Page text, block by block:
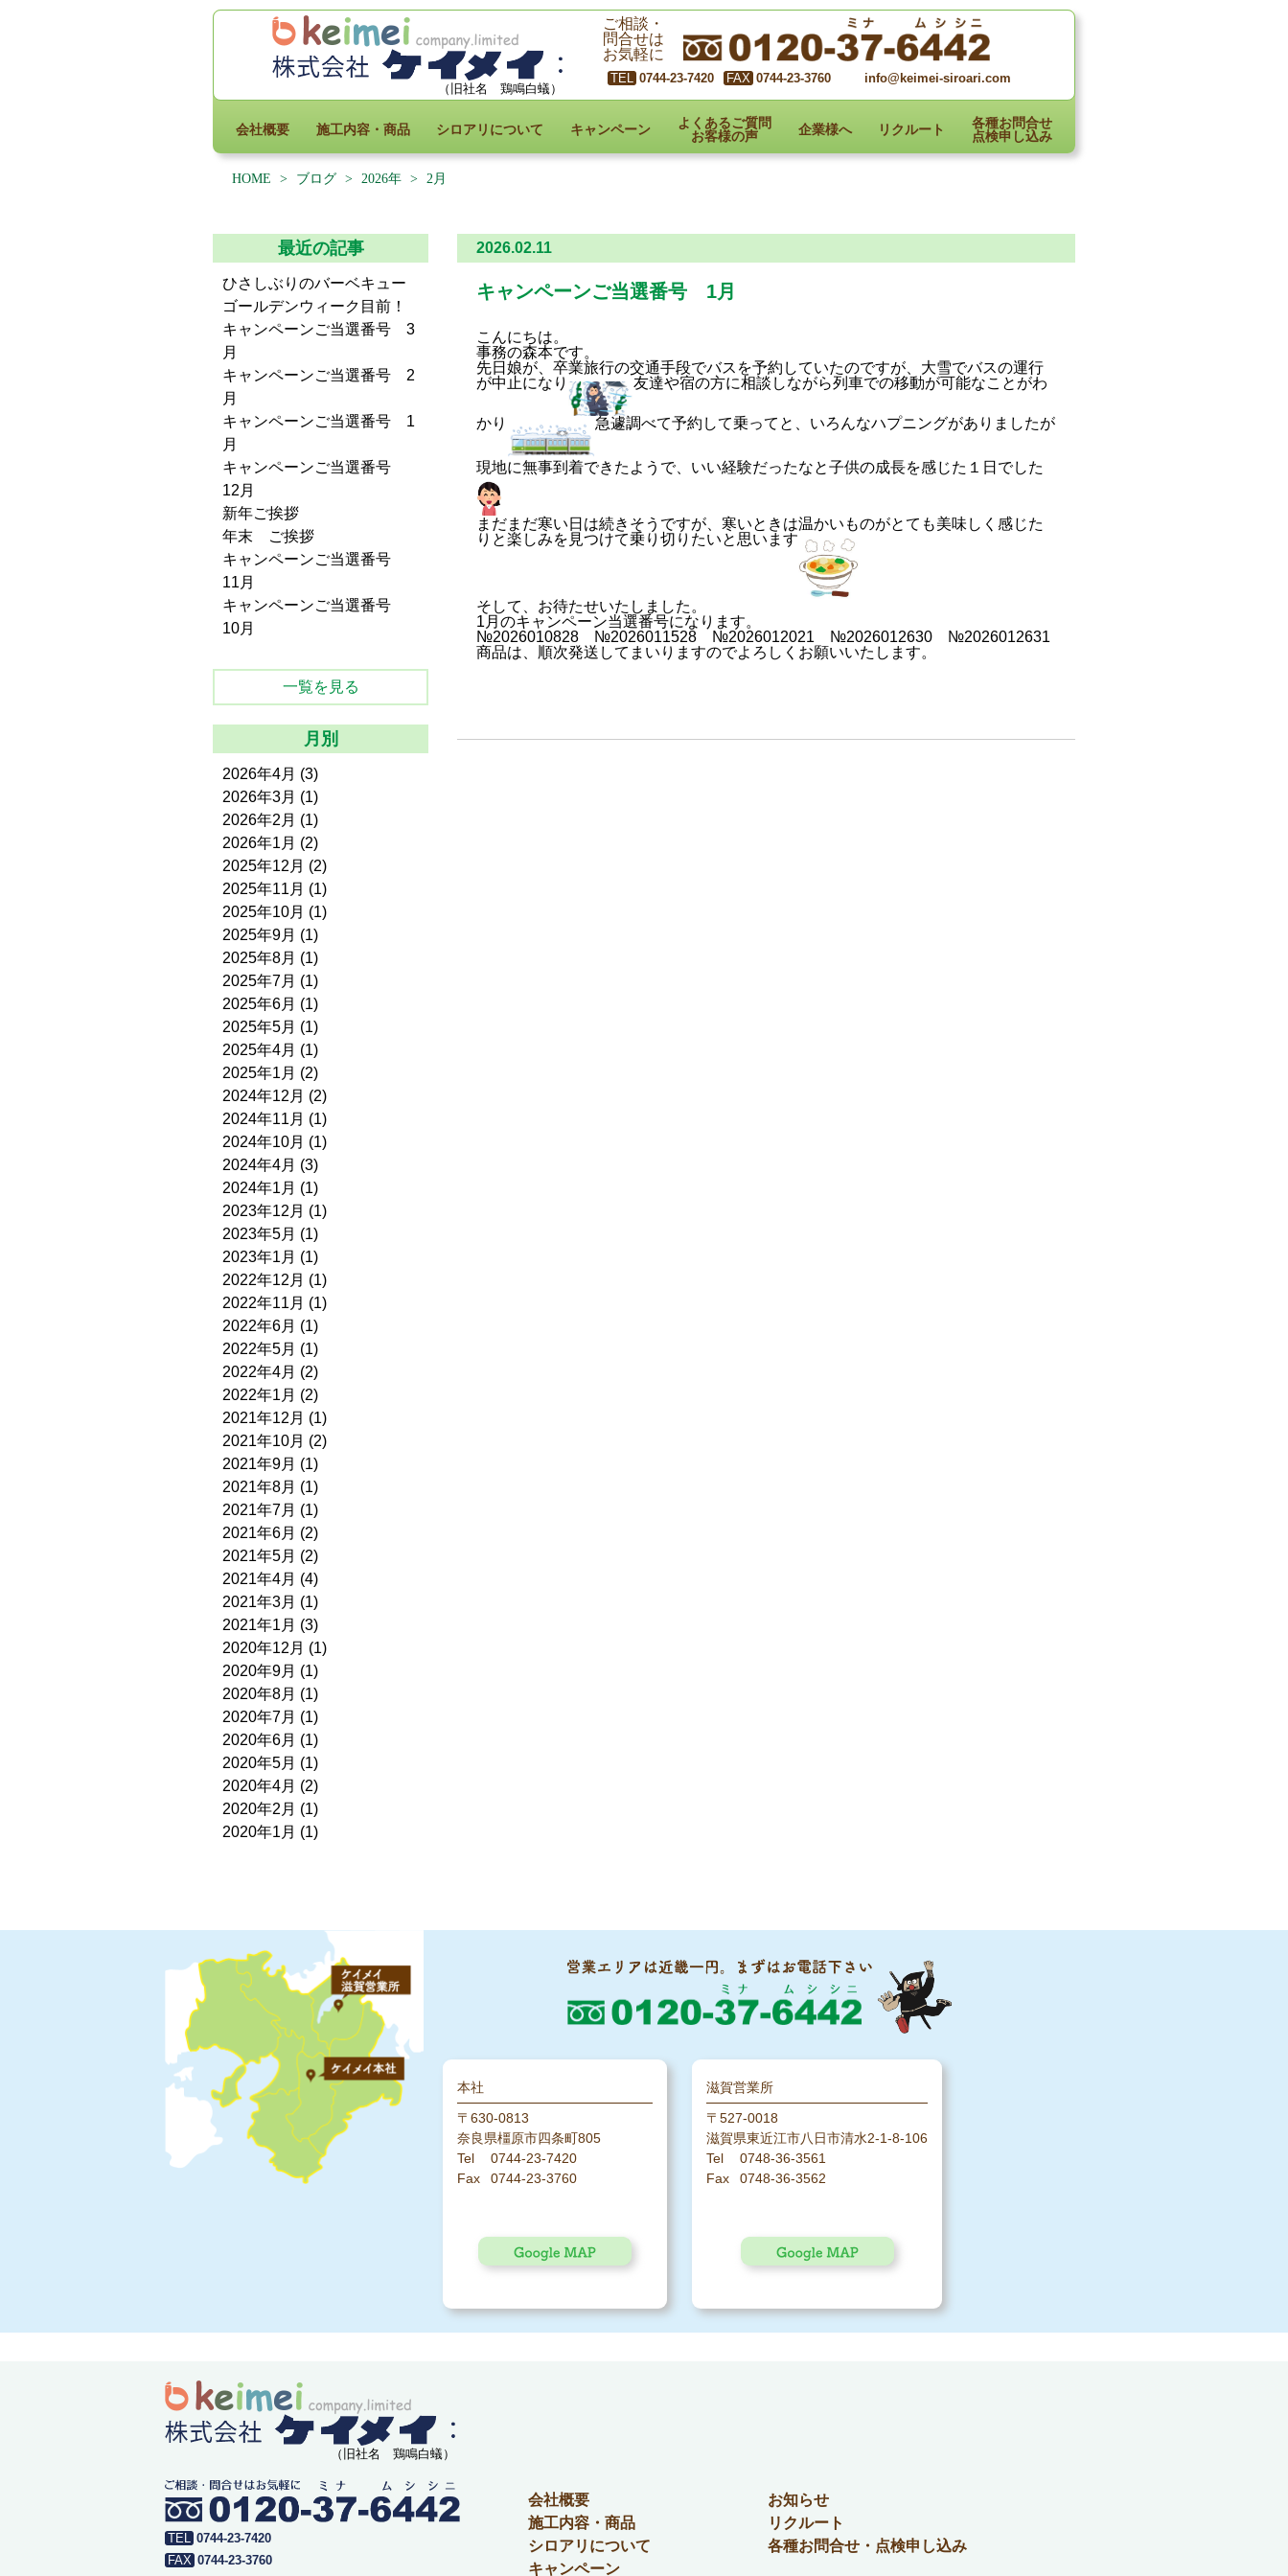
（旧社名 鶏鳴白蟻）
ご相談・
問合せは
お気軽に
0744-23-7420 0744-23-3760 info@keimei-siroari.com
会社概要 施工内容・商品 シロアリについて キャンペーン
よくあるご質問
お客様の声
企業様へ リクルート
各種お問合せ
点検申し込み
HOME > ブログ > 2026年 > 2月
最近の記事
ひさしぶりのバーベキュー
ゴールデンウィーク目前！
キャンペーンご当選番号 3
月
キャンペーンご当選番号 2
月
キャンペーンご当選番号 1
月
キャンペーンご当選番号
12月
新年ご挨拶
年末 ご挨拶
キャンペーンご当選番号
11月
キャンペーンご当選番号
10月
一覧を見る
月別
2026年4月 (3)
2026年3月 (1)
2026年2月 (1)
2026年1月 (2)
2025年12月 (2)
2025年11月 (1)
2025年10月 (1)
2025年9月 (1)
2025年8月 (1)
2025年7月 (1)
2025年6月 (1)
2025年5月 (1)
2025年4月 (1)
2025年1月 (2)
2024年12月 (2)
2024年11月 (1)
2024年10月 (1)
2024年4月 (3)
2024年1月 (1)
2023年12月 (1)
2023年5月 (1)
2023年1月 (1)
2022年12月 (1)
2022年11月 (1)
2022年6月 (1)
2022年5月 (1)
2022年4月 (2)
2022年1月 (2)
2021年12月 (1)
2021年10月 (2)
2021年9月 (1)
2021年8月 (1)
2021年7月 (1)
2021年6月 (2)
2021年5月 (2)
2021年4月 (4)
2021年3月 (1)
2021年1月 (3)
2020年12月 (1)
2020年9月 (1)
2020年8月 (1)
2020年7月 (1)
2020年6月 (1)
2020年5月 (1)
2020年4月 (2)
2020年2月 (1)
2020年1月 (1)
2026.02.11
キャンペーンご当選番号 1月
こんにちは。
事務の森本です。
先日娘が、卒業旅行の交通手段でバスを予約していたのですが、大雪でバスの運行
が中止になり
友達や宿の方に相談しながら列車での移動が可能なことがわ
かり 急遽調べて予約して乗ってと、いろんなハプニングがありましたが
現地に無事到着できたようで、いい経験だったなと子供の成長を感じた１日でした
まだまだ寒い日は続きそうですが、寒いときは温かいものがとても美味しく感じた
りと楽しみを見つけて乗り切りたいと思います
そして、お待たせいたしました。
1月のキャンペーン当選番号になります。
№2026010828 №2026011528 №2026012021 №2026012630 №2026012631
商品は、順次発送してまいりますのでよろしくお願いいたします。
本社
〒630-0813
奈良県橿原市四条町805
0744-23-7420
0744-23-3760
滋賀営業所
〒527-0018
滋賀県東近江市八日市清水2-1-8-106
0748-36-3561
0748-36-3562
（旧社名 鶏鳴白蟻）
0744-23-7420
0744-23-3760
会社概要
施工内容・商品
シロアリについて
キャンペーン
お知らせ
リクルート
各種お問合せ・点検申し込み